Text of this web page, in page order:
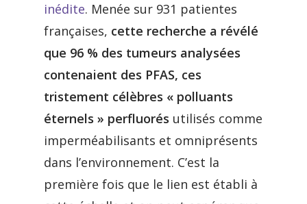
inédite. Menée sur 931 patientes
françaises, cette recherche a révélé
que 96 % des tumeurs analysées
contenaient des PFAS, ces
tristement célèbres « polluants
éternels » perfluorés utilisés comme
imperméabilisants et omniprésents
dans l’environnement. C’est la
première fois que le lien est établi à